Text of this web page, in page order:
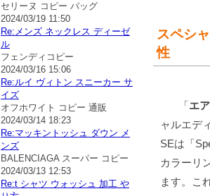
スペシ
性
「エ
ャルエデ
SEは「
カラーリ
ます。こ
セリーヌ コピー バッグ
2024/03/19 11:50
Re:メンズ ネックレス ディーゼ
ル
フェンディコピー
2024/03/16 15:06
Re:ルイ ヴィトン スニーカー サ
イズ
オフホワイト コピー 通販
2024/03/14 18:23
Re:マッキントッシュ ダウン メ
ンズ
BALENCIAGA スーパー コピー
2024/03/13 12:53
Re:t シャツ ウォッシュ 加工 や